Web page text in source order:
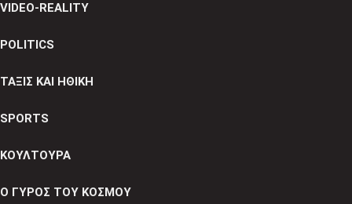
VIDEO-REALITY
POLITICS
ΤΑΞΙΣ ΚΑΙ ΗΘΙΚΗ
SPORTS
ΚΟΥΛΤΟΥΡΑ
Ο ΓΥΡΟΣ ΤΟΥ ΚΟΣΜΟΥ